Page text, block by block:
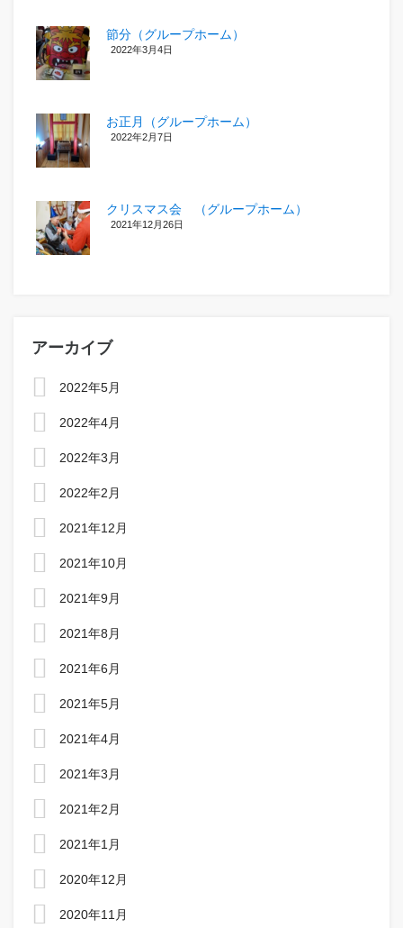
節分（グループホーム）
2022年3月4日
お正月（グループホーム）
2022年2月7日
クリスマス会 （グループホーム）
2021年12月26日
アーカイブ
2022年5月
2022年4月
2022年3月
2022年2月
2021年12月
2021年10月
2021年9月
2021年8月
2021年6月
2021年5月
2021年4月
2021年3月
2021年2月
2021年1月
2020年12月
2020年11月